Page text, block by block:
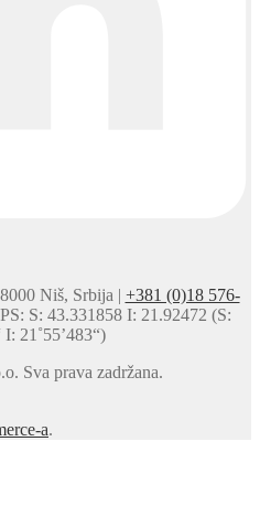
Niš, Srbija | +381 (0)18 576-
S: 43.331858 I: 21.92472 (S:
I: 21˚55’483“)
Sva prava zadržana.
a.